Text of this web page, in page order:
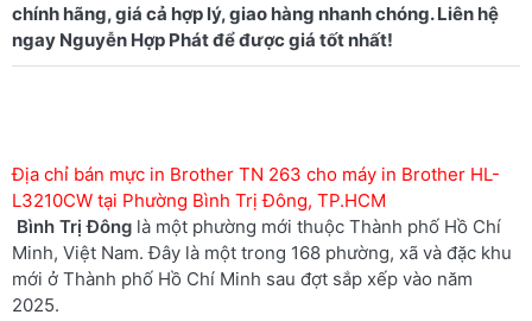
chính hãng, giá cả hợp lý, giao hàng nhanh chóng. Liên hệ
Địa chỉ bán mực in Brother TN 263 cho máy in Brother HL-
L3210CW tại Phường Bình Trị Đông, TP.HCM
Bình Trị Đông là một phường mới thuộc Thành phố Hồ Chí
Minh, Việt Nam. Đây là một trong 168 phường, xã và đặc khu
mới ở Thành phố Hồ Chí Minh sau đợt sắp xếp vào năm
2025.